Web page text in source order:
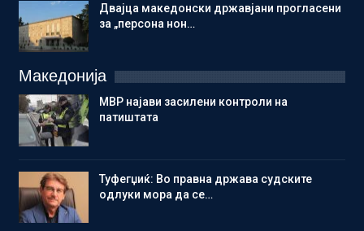
Двајца македонски државјани прогласени
за „персона нон…
Македонија
МВР најави засилени контроли на
патиштата
Туфегџиќ: Во правна држава судските
одлуки мора да се…